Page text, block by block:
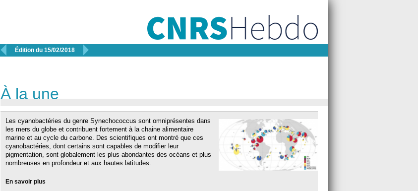
 Édition du 15/02/2018 
À la une
Les cyanobactéries du genre Synechococcus sont omniprésentes dans
les mers du globe et contribuent fortement à la chaine alimentaire
marine et au cycle du carbone. Des scientifiques ont montré que ces
cyanobactéries, dont certains sont capables de modifier leur
pigmentation, sont globalement les plus abondantes des océans et plus
nombreuses en profondeur et aux hautes latitudes.
En savoir plus